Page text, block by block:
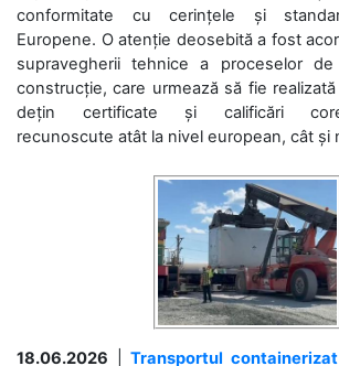
conformitate cu cerințele și
Europene. O atenție deosebită a fost
supravegherii tehnice a proceselor
construcție, care urmează să fie
dețin certificate și calificări
recunoscute atât la nivel european, cât și
18.06.2026 Transportul